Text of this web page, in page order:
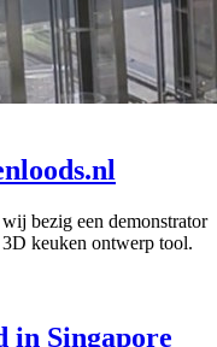
bezig een demonstrator
keuken ontwerp tool.
in Singapore